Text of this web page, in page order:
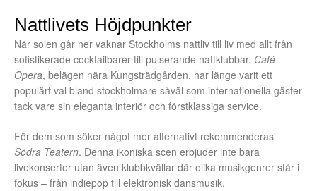
Nattlivets Höjdpunkter
När solen går ner vaknar Stockholms nattliv till liv med allt från
sofistikerade cocktailbarer till pulserande nattklubbar. Café
Opera, belägen nära Kungsträdgården, har länge varit ett
populärt val bland stockholmare såväl som internationella gäster
tack vare sin eleganta interiör och förstklassiga service.
För dem som söker något mer alternativt rekommenderas
Södra Teatern. Denna ikoniska scen erbjuder inte bara
livekonserter utan även klubbkvällar där olika musikgenrer står i
fokus – från indiepop till elektronisk dansmusik.